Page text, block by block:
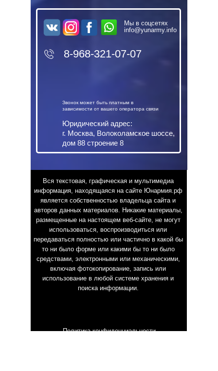
8-968-321-07-07
Мы в соцсетях
info@yunarmy.info
Звонок может быть платным в
зависимости от вашего оператора связи
Вся текстовая, графическая и мультимедиа
информация, находящаяся на сайте Юнармия.рф
является собственностью владельца сайта и
авторов данных материалов. Никакие материалы,
размещенные на настоящем веб-сайте, не могут
использоваться, воспроизводиться или
передаваться полностью или частично в какой бы
то ни было форме или какими бы то ни было
средствами, электронными или механическими,
включая фотокопирование, запись или
использование в любой системе хранения и
поиска информации.
Политика конфиденциальности
Юридический адрес:
г. Москва, Волоколамское шоссе,
дом 88 строение 8